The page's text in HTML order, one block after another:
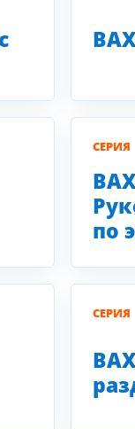
СЕРИЯ
по
СЕРИЯ